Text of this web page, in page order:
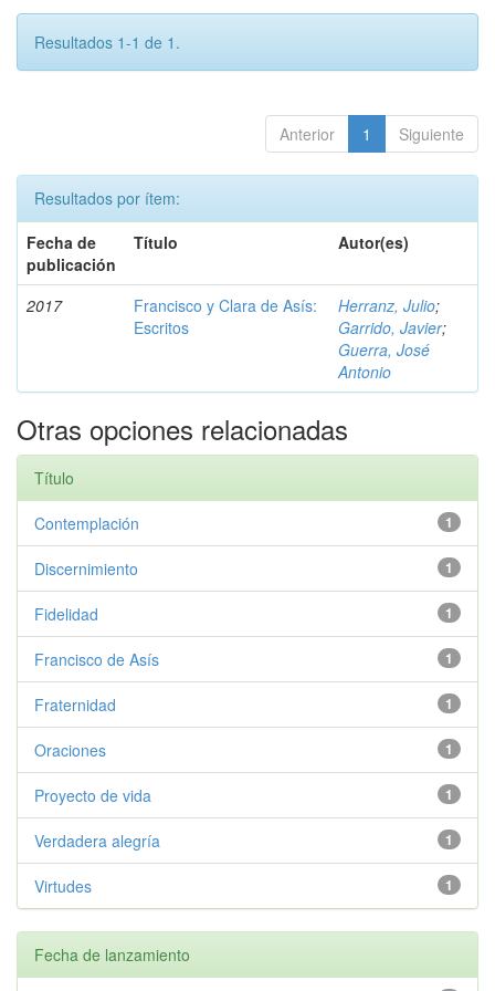
Resultados 1-1 de 1.
Anterior 1 Siguiente
Resultados por ítem:
Fecha de
publicación
Título Autor(es)
2017
Francisco y Clara de Asís:
Escritos
Herranz, Julio;
Garrido, Javier;
Guerra, José
Antonio
Otras opciones relacionadas
Título
1
Contemplación
1
Discernimiento
1
Fidelidad
1
Francisco de Asís
1
Fraternidad
1
Oraciones
1
Proyecto de vida
1
Verdadera alegría
1
Virtudes
Fecha de lanzamiento